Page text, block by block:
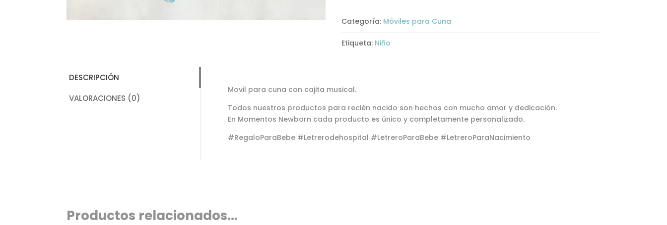
Categoría: Móviles para Cuna
Etiqueta: Niño
DESCRIPCIÓN
VALORACIONES (0)
Movil para cuna con cajita musical.
Todos nuestros productos para recién nacido son hechos con mucho amor y dedicación.
En Momentos Newborn cada producto es único y completamente personalizado.
#RegaloParaBebe #Letrerodehospital #LetreroParaBebe #LetreroParaNacimiento
Productos relacionados...